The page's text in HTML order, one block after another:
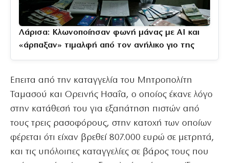
Λάρισα: Κλωνοποίησαν φωνή μάνας με AI και
«άρπαξαν» τιμαλφή από τον ανήλικο γιο της
Επειτα από την καταγγελία του Μητροπολίτη
Ταμασού και Ορεινής Ησαΐα, ο οποίος έκανε λόγο
στην κατάθεσή του για εξαπάτηση πιστών από
τους τρεις ρασοφόρους, στην κατοχή των οποίων
φέρεται ότι είχαν βρεθεί 807.000 ευρώ σε μετρητά,
και τις υπόλοιπες καταγγελίες σε βάρος τους που